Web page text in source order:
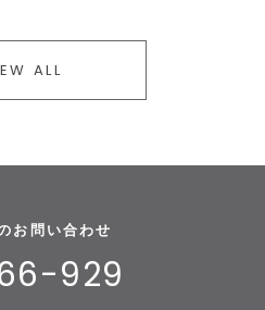
ALL
お問い合わせ
929